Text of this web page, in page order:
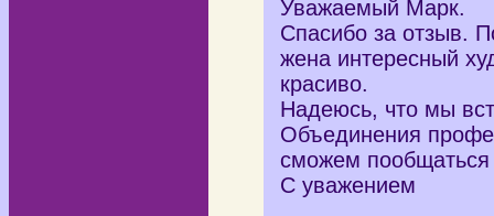
Уважаемый Марк.
Спасибо за отзыв.
жена интересный
красиво.
Надеюсь, что мы
Объединения
сможем пообщаться
С уважением